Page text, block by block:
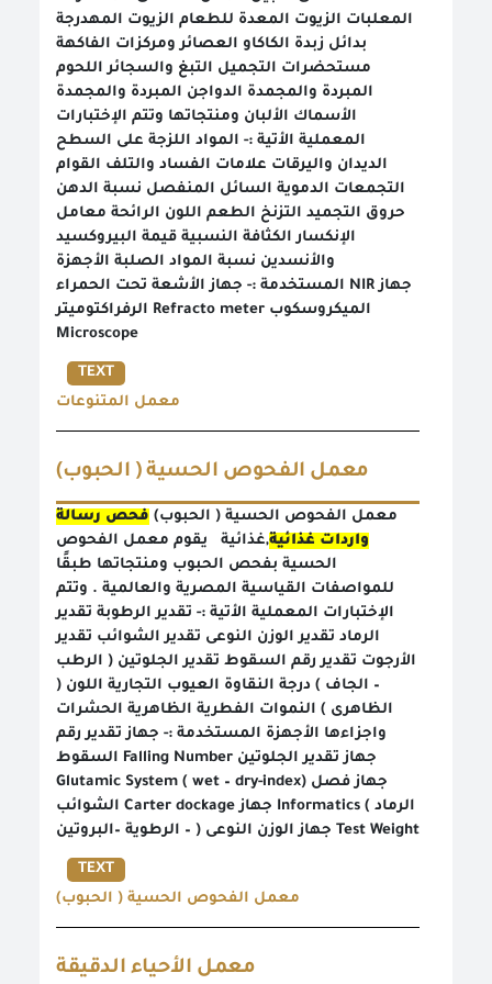
المعلبات الزيوت المعدة للطعام الزيوت المهدرجة
بدائل زبدة الكاكاو العصائر ومركزات الفاكهة
مستحضرات التجميل التبغ والسجائر اللحوم
المبردة والمجمدة الدواجن المبردة والمجمدة
الأسماك الألبان ومنتجاتها وتتم الإختبارات
المعملية الأتية :- المواد اللزجة على السطح
الديدان واليرقات علامات الفساد والتلف القوام
التجمعات الدموية السائل المنفصل نسبة الدهن
حروق التجميد التزنخ الطعم اللون الرائحة معامل
الإنكسار الكثافة النسبية قيمة البيروكسيد
والأنسدين نسبة المواد الصلبة الأجهزة
المستخدمة :- جهاز الأشعة تحت الحمراء NIR جهاز
الرفراكتوميتر Refracto meter الميكروسكوب
Microscope
TEXT
معمل المتنوعات
معمل الفحوص الحسية ( الحبوب)
معمل الفحوص الحسية ( الحبوب) فحص رسالة
واردات غذائية,غذائية يقوم معمل الفحوص
الحسية بفحص الحبوب ومنتجاتها طبقًا
للمواصفات القياسية المصرية والعالمية . وتتم
الإختبارات المعملية الأتية :- تقدير الرطوبة تقدير
الرماد تقدير الوزن النوعى تقدير الشوائب تقدير
الأرجوت تقدير رقم السقوط تقدير الجلوتين ( الرطب
– الجاف ) درجة النقاوة العيوب التجارية اللون (
الظاهرى ) النموات الفطرية الظاهرية الحشرات
واجزاءها الأجهزة المستخدمة :- جهاز تقدير رقم
السقوط Falling Number جهاز تقدير الجلوتين
Glutamic System ( wet – dry-index) جهاز فصل
الشوائب Carter dockage جهاز Informatics ( الرماد
– الرطوية –البروتين ) جهاز الوزن النوعى Test Weight
TEXT
معمل الفحوص الحسية ( الحبوب)
معمل الأحياء الدقيقة